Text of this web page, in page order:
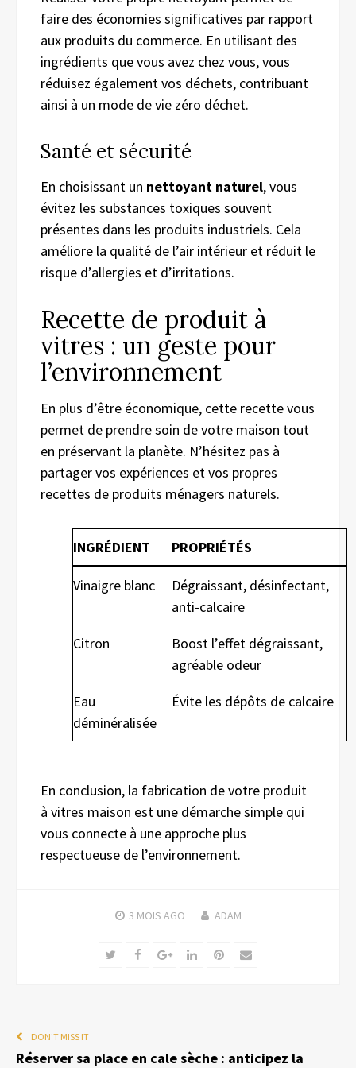
faire des économies significatives par rapport
aux produits du commerce. En utilisant des
ingrédients que vous avez chez vous, vous
réduisez également vos déchets, contribuant
ainsi à un mode de vie zéro déchet.
Santé et sécurité
En choisissant un nettoyant naturel, vous
évitez les substances toxiques souvent
présentes dans les produits industriels. Cela
améliore la qualité de l’air intérieur et réduit le
risque d’allergies et d’irritations.
Recette de produit à
vitres : un geste pour
l’environnement
En plus d’être économique, cette recette vous
permet de prendre soin de votre maison tout
en préservant la planète. N’hésitez pas à
partager vos expériences et vos propres
recettes de produits ménagers naturels.
INGRÉDIENT PROPRIÉTÉS
Vinaigre blanc
Dégraissant, désinfectant,
anti-calcaire
Citron
Boost l’effet dégraissant,
agréable odeur
Eau
déminéralisée
Évite les dépôts de calcaire
En conclusion, la fabrication de votre produit
à vitres maison est une démarche simple qui
vous connecte à une approche plus
respectueuse de l’environnement.
3 MOIS AGO ADAM
TwitterFacebookGoogle+LinkedInPinterest
Email
DON'T MISS IT
Réserver sa place en cale sèche : anticipez la